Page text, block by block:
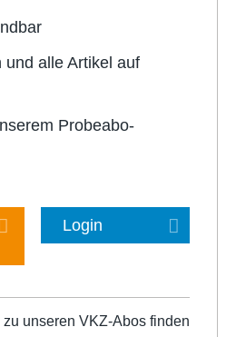
und alle Artikel auf
Probeabo-
Login
zu unseren VKZ-Abos finden